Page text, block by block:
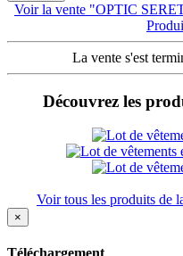
Voir la vente "OPTIC
La vente s'est
Découvrez les
Voir tous les produits de
×